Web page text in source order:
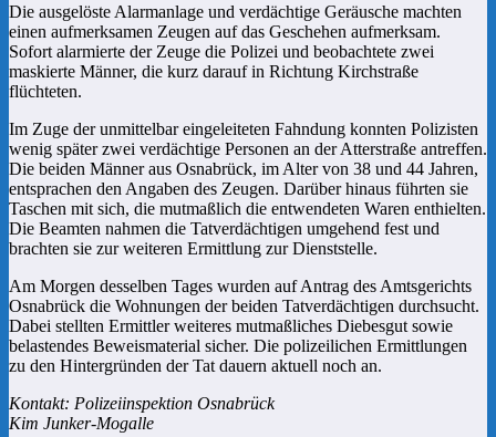
Die ausgelöste Alarmanlage und verdächtige Geräusche machten
einen aufmerksamen Zeugen auf das Geschehen aufmerksam.
Sofort alarmierte der Zeuge die Polizei und beobachtete zwei
maskierte Männer, die kurz darauf in Richtung Kirchstraße
flüchteten.
Im Zuge der unmittelbar eingeleiteten Fahndung konnten Polizisten
wenig später zwei verdächtige Personen an der Atterstraße antreffen.
Die beiden Männer aus Osnabrück, im Alter von 38 und 44 Jahren,
entsprachen den Angaben des Zeugen. Darüber hinaus führten sie
Taschen mit sich, die mutmaßlich die entwendeten Waren enthielten.
Die Beamten nahmen die Tatverdächtigen umgehend fest und
brachten sie zur weiteren Ermittlung zur Dienststelle.
Am Morgen desselben Tages wurden auf Antrag des Amtsgerichts
Osnabrück die Wohnungen der beiden Tatverdächtigen durchsucht.
Dabei stellten Ermittler weiteres mutmaßliches Diebesgut sowie
belastendes Beweismaterial sicher. Die polizeilichen Ermittlungen
zu den Hintergründen der Tat dauern aktuell noch an.
Kontakt: Polizeiinspektion Osnabrück
Kim Junker-Mogalle